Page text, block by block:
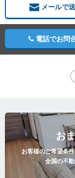
メールで
電話でお問
お
お客様のご希望条
全国の不